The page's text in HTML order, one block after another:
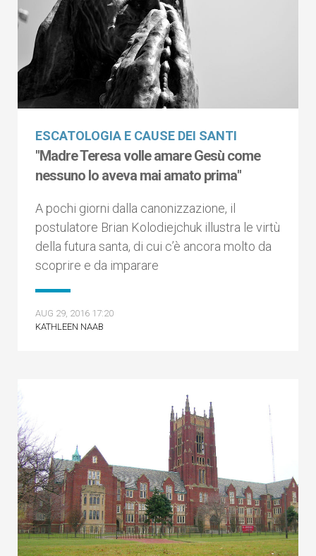
ESCATOLOGIA E CAUSE DEI SANTI
"Madre Teresa volle amare Gesù come
nessuno lo aveva mai amato prima"
A pochi giorni dalla canonizzazione, il
postulatore Brian Kolodiejchuk illustra le virtù
della futura santa, di cui c’è ancora molto da
scoprire e da imparare
AUG 29, 2016 17:20
KATHLEEN NAAB